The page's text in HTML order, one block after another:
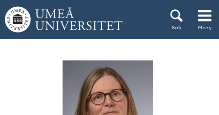
Hoppa direkt till innehållet
Sök Meny